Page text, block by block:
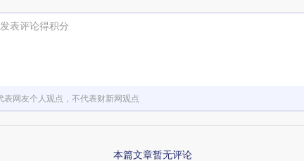
表评论得积分
表网友个人观点，不代表财新网观点
本篇文章暂无评论